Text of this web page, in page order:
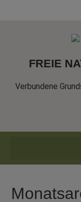
FREIE
Verbundene